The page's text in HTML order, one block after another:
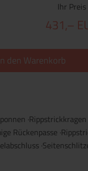
Ihr Preis
431,–
den Warenkorb
Rückenpasse